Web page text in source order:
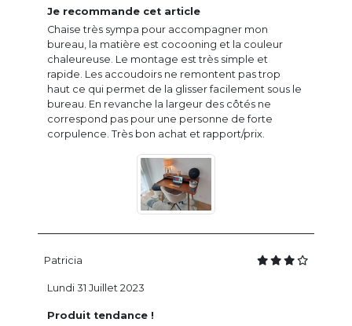
Je recommande cet article
Chaise très sympa pour accompagner mon
bureau, la matière est cocooning et la couleur
chaleureuse. Le montage est très simple et
rapide. Les accoudoirs ne remontent pas trop
haut ce qui permet de la glisser facilement sous le
bureau. En revanche la largeur des côtés ne
correspond pas pour une personne de forte
corpulence. Très bon achat et rapport/prix.
Patricia
Produit tendance !
Lundi 31 Juillet 2023